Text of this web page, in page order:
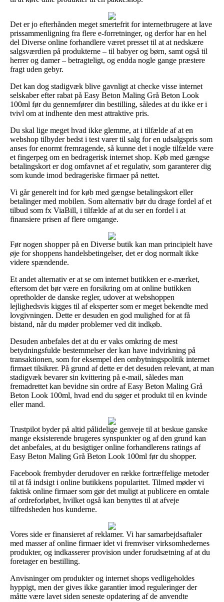
Det er jo efterhånden meget smertefrit for internetbrugere at lave
prissammenligning fra flere e-forretninger, og derfor har en hel
del Diverse online forhandlere været presset til at at nedskære
salgsværdien på produkterne – til babyer og børn, samt også til
herrer og damer – betragteligt, og endda nogle gange præstere
fragt uden gebyr.
Det kan dog stadigvæk blive gavnligt at checke visse internet
selskaber efter rabat på Easy Beton Maling Grå Beton Look
100ml før du gennemfører din bestilling, således at du ikke er i
tvivl om at indhente den mest attraktive pris.
Du skal lige meget hvad ikke glemme, at i tilfælde af at en
webshop tilbyder bedst i test varer til salg for en udsalgspris som
anses for enormt fremragende, så kunne det i nogle tilfælde være
et fingerpeg om en bedragerisk internet shop. Køb med gængse
betalingskort er dog omfavnet af et regulativ, som garanterer dig
som kunde imod bedrageriske firmaer på nettet.
Vi går generelt ind for køb med gængse betalingskort eller
betalinger med mobilen. Som alternativ bør du drage fordel af et
tilbud som fx ViaBill, i tilfælde af at du ser en fordel i at
finansiere prisen af flere omgange.
Før nogen shopper på en Diverse butik kan man principielt have
øje for shoppens handelsbetingelser, det er dog normalt ikke
videre spændende.
Et andet alternativ er at se om internet butikken er e-mærket,
eftersom det bør være en forsikring om at online butikken
opretholder de danske regler, udover at webshoppen
lejlighedsvis kigges til af eksperter som er meget bekendte med
lovgivningen. Dette er desuden en god mulighed for at få
bistand, når du møder problemer ved dit indkøb.
Desuden anbefales det at du er vaks omkring de mest
betydningsfulde bestemmelser der kan have indvirkning på
transaktionen, som for eksempel den ombytningspolitik internet
firmaet tilsikrer. På grund af dette er det desuden relevant, at man
stadigvæk bevarer sin kvittering på e-mail, således man
fremadrettet kan bevidne sin ordre af Easy Beton Maling Grå
Beton Look 100ml, hvad end du søger et produkt til en kvinde
eller mand.
Trustpilot byder på altid pålidelige genveje til at beskue ganske
mange eksisterende brugeres synspunkter og af den grund kan
det anbefales, at du besigtiger online forhandlerens ratings af
Easy Beton Maling Grå Beton Look 100ml før du shopper.
Facebook frembyder derudover en række fortræffelige metoder
til at få indsigt i online butikkens popularitet. Tilmed møder vi
faktisk online firmaer som gør det muligt at publicere en omtale
af ordreforløbet, hvilket også kan benyttes til at afveje
tilfredsheden hos kunderne.
Vores side er finansieret af reklamer. Vi har samarbejdsaftaler
med masser af online firmaer idet vi fremviser virksomhedernes
produkter, og indkasserer provision under forudsætning af at du
foretager en bestilling.
Anvisninger om produkter og internet shops vedligeholdes
hyppigt, men der gives ikke garantier imod reguleringer der
måtte være lavet siden seneste opdatering af de anvendte